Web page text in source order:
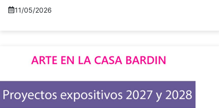
11/05/2026